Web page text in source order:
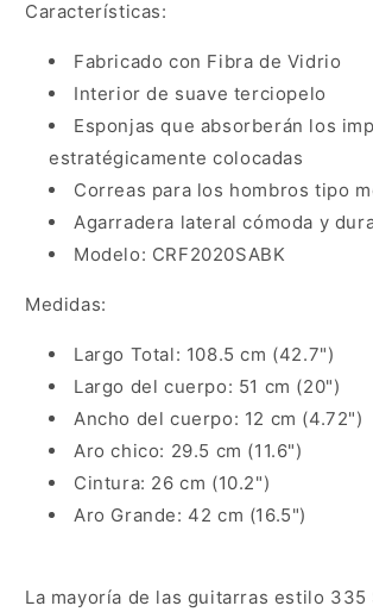
Características:
Fabricado con Fibra de Vidrio
Interior de suave terciopelo
Esponjas que absorberán los
estratégicamente colocadas
Correas para los hombros tipo
Agarradera lateral cómoda y
Modelo: CRF2020SABK
Medidas:
Largo Total: 108.5 cm (42.7")
Largo del cuerpo: 51 cm (20")
Ancho del cuerpo: 12 cm (4.72")
Aro chico: 29.5 cm (11.6")
Cintura: 26 cm (10.2")
Aro Grande: 42 cm (16.5")
La mayoría de las guitarras estilo